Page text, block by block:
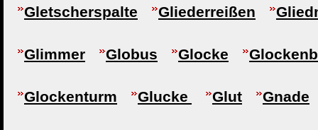
Gletscherspalte Gliederreißen
Glimmer Globus Glocke
Glockenturm Glucke Glut Gnade